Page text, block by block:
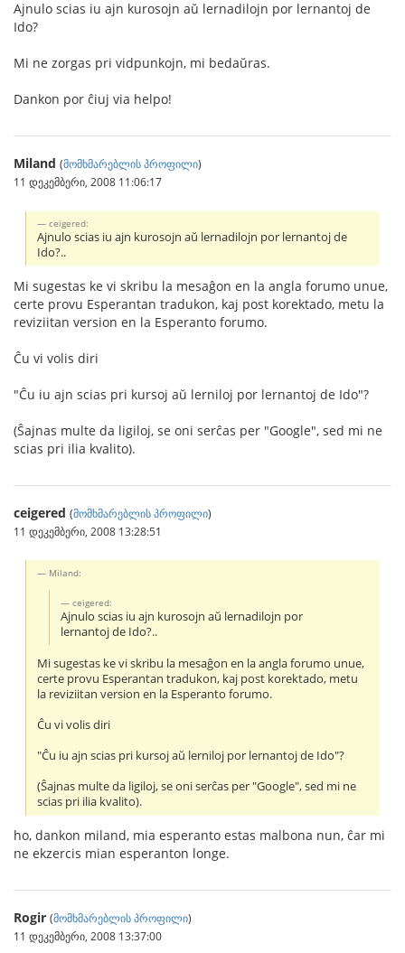
Ajnulo scias iu ajn kurosojn aŭ lernadilojn por lernantoj de
Ido?
Mi ne zorgas pri vidpunkojn, mi bedaŭras.
Dankon por ĉiuj via helpo!
Miland (მომხმარებლის პროფილი)
11 დეკემბერი, 2008 11:06:17
ceigered:
Ajnulo scias iu ajn kurosojn aŭ lernadilojn por lernantoj de
Ido?..
Mi sugestas ke vi skribu la mesaĝon en la angla forumo unue,
certe provu Esperantan tradukon, kaj post korektado, metu la
reviziitan version en la Esperanto forumo.
Ĉu vi volis diri
"Ĉu iu ajn scias pri kursoj aŭ lerniloj por lernantoj de Ido"?
(Ŝajnas multe da ligiloj, se oni serĉas per "Google", sed mi ne
scias pri ilia kvalito).
ceigered (მომხმარებლის პროფილი)
11 დეკემბერი, 2008 13:28:51
Miland:
ceigered:
Ajnulo scias iu ajn kurosojn aŭ lernadilojn por
lernantoj de Ido?..
Mi sugestas ke vi skribu la mesaĝon en la angla forumo unue,
certe provu Esperantan tradukon, kaj post korektado, metu
la reviziitan version en la Esperanto forumo.
Ĉu vi volis diri
"Ĉu iu ajn scias pri kursoj aŭ lerniloj por lernantoj de Ido"?
(Ŝajnas multe da ligiloj, se oni serĉas per "Google", sed mi ne
scias pri ilia kvalito).
ho, dankon miland, mia esperanto estas malbona nun, ĉar mi
ne ekzercis mian esperanton longe.
Rogir (მომხმარებლის პროფილი)
11 დეკემბერი, 2008 13:37:00